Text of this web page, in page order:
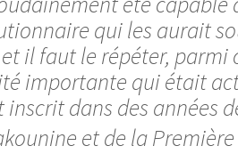
qui les aurait
il faut le répéter, parmi
importante qui était
inscrit dans des années
et de la